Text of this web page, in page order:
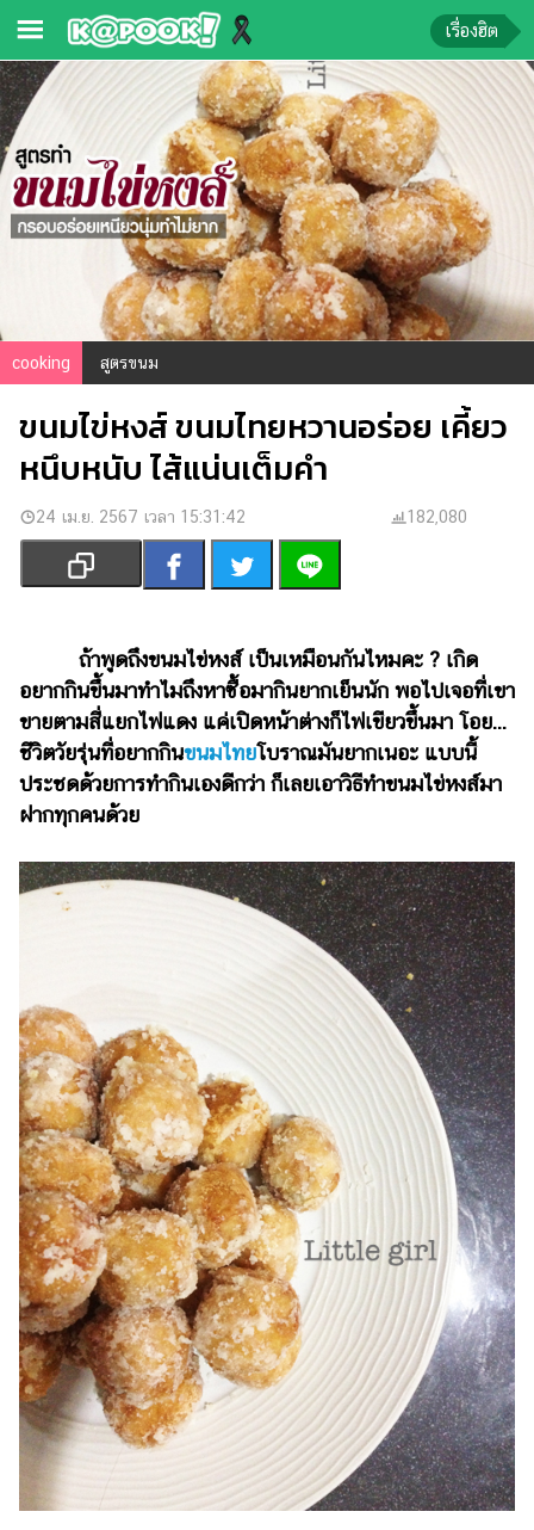
ข่าว-
ความ
รู้
ข่าว
ตรวจ
หวย
ผล
บอล
สด
การ
เงิน
การ
บันเทิง
รูปภาพ
หนัง
Station
ละคร
ไลฟ์
ไตล์
ดูด
วง
ผู้
หญิง
ผู้ชาย
สุขภาพ
ท่อง
เที่ยว
สูตร
อาหาร
เรื่องฮิต
cooking สูตรขนม
ขนมไข่หงส์ ขนมไทยหวานอร่อย เคี้ยว
หนึบหนับ ไส้แน่นเต็มคำ
24 เม.ย. 2567 เวลา 15:31:42 182,080
ถ้าพูดถึงขนมไข่หงส์ เป็นเหมือนกันไหมคะ ? เกิด
อยากกินขึ้นมาทำไมถึงหาซื้อมากินยากเย็นนัก พอไปเจอที่เขา
ขายตามสี่แยกไฟแดง แค่เปิดหน้าต่างก็ไฟเขียวขึ้นมา โอย...
ชีวิตวัยรุ่นที่อยากกินขนมไทยโบราณมันยากเนอะ แบบนี้
ประชดด้วยการทำกินเองดีกว่า ก็เลยเอาวิธีทำขนมไข่หงส์มา
ฝากทุกคนด้วย